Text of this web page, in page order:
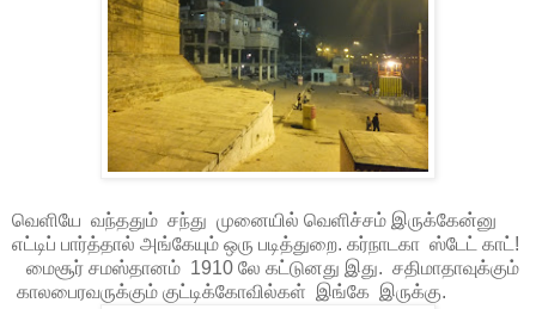
வெளியே வந்ததும் சந்து முனையில் வெளிச்சம் இருக்கேன்னு
எட்டிப் பார்த்தால் அங்கேயும் ஒரு படித்துறை. கர்நாடகா ஸ்டேட் காட்!
மைசூர் சமஸ்தானம் 1910 லே கட்டுனது இது. சதிமாதாவுக்கும்
காலபைரவருக்கும் குட்டிக்கோவில்கள் இங்கே இருக்கு.